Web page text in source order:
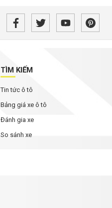
TÌM KIẾM
Tin tức ô tô
Bảng giá xe ô tô
Đánh gia xe
So sánh xe